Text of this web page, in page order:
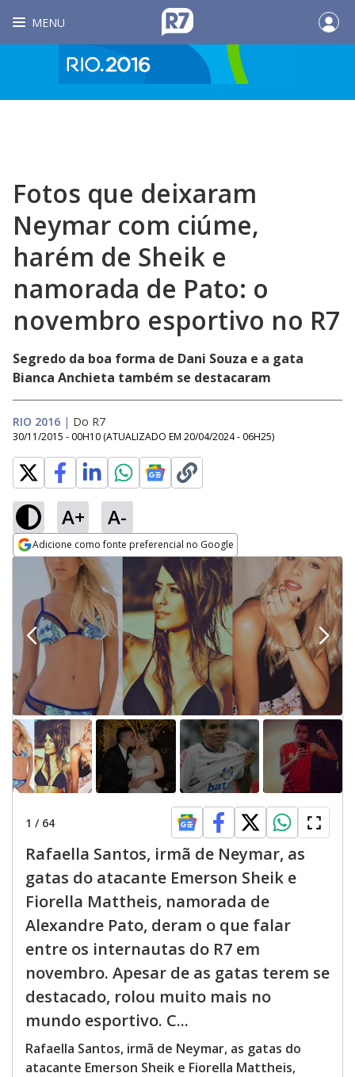
MENU
Fotos que deixaram
Neymar com ciúme,
harém de Sheik e
namorada de Pato: o
novembro esportivo no R7
Segredo da boa forma de Dani Souza e a gata
Bianca Anchieta também se destacaram
RIO 2016 | Do R7
30/11/2015 - 00H10 (ATUALIZADO EM 20/04/2024 - 06H25)
A+ A-
Adicione como fonte preferencial no Google
Opens in new window
1 / 64
Rafaella Santos, irmã de Neymar, as
gatas do atacante Emerson Sheik e
Fiorella Mattheis, namorada de
Alexandre Pato, deram o que falar
entre os internautas do R7 em
novembro. Apesar de as gatas terem se
destacado, rolou muito mais no
mundo esportivo. C...
Rafaella Santos, irmã de Neymar, as gatas do
atacante Emerson Sheik e Fiorella Mattheis,